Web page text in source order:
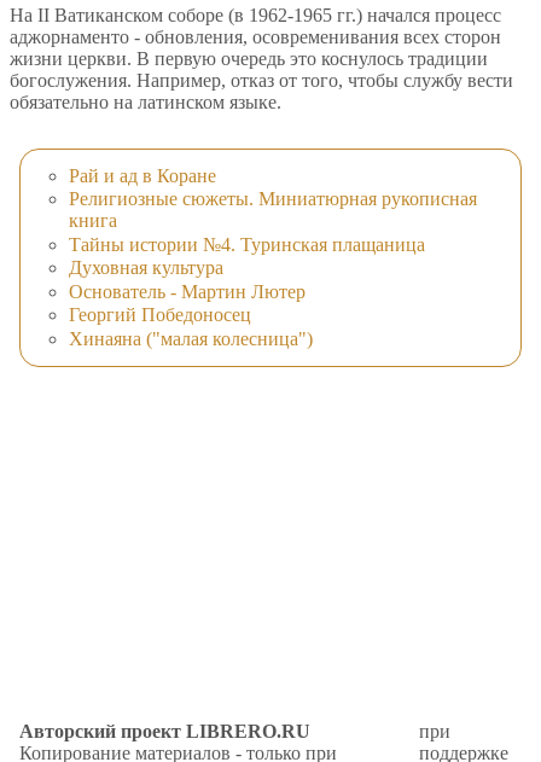
На II Ватиканском соборе (в 1962-1965 гг.) начался процесс
аджорнаменто - обновления, осовременивания всех сторон
жизни церкви. В первую очередь это коснулось традиции
богослужения. Например, отказ от того, чтобы службу вести
обязательно на латинском языке.
Рай и ад в Коране
Религиозные сюжеты. Миниатюрная рукописная
книга
Тайны истории №4. Туринская плащаница
Духовная культура
Основатель - Мартин Лютер
Георгий Победоносец
Хинаяна ("малая колесница")
Авторский проект LIBRERO.RU
Копирование материалов - только при
при
поддержке